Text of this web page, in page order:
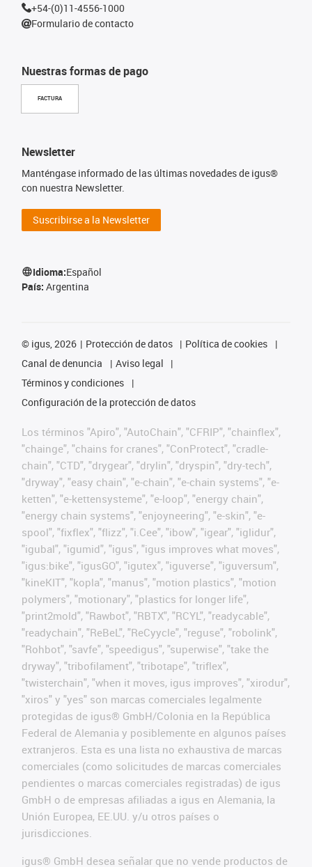
Nuestras formas de pago
FACTURA
+54-(0)11-4556-1000
Formulario de contacto
Newsletter
Manténgase informado de las últimas novedades de igus®
con nuestra Newsletter.
Suscribirse a la Newsletter
Idioma:Español
País: Argentina
© igus, 2026 Protección de datos
Política de cookies
Canal de denuncia
Aviso legal
Términos y condiciones
Configuración de la protección de datos
Los términos "Apiro", "AutoChain", "CFRIP", "chainflex",
"chainge", "chains for cranes", "ConProtect", "cradle-
chain", "CTD", "drygear", "drylin", "dryspin", "dry-tech",
"dryway", "easy chain", "e-chain", "e-chain systems", "e-
ketten", "e-kettensysteme", "e-loop", "energy chain",
"energy chain systems", "enjoyneering", "e-skin", "e-
spool", "fixflex", "flizz", "i.Cee", "ibow", "igear", "iglidur",
"igubal", "igumid", "igus", "igus improves what moves",
"igus:bike", "igusGO", "igutex", "iguverse", "iguversum",
"kineKIT", "kopla", "manus", "motion plastics", "motion
polymers", "motionary", "plastics for longer life",
"print2mold", "Rawbot", "RBTX", "RCYL", "readycable",
"readychain", "ReBeL", "ReCyycle", "reguse", "robolink",
"Rohbot", "savfe", "speedigus", "superwise", "take the
dryway", "tribofilament", "tribotape", "triflex",
"twisterchain", "when it moves, igus improves", "xirodur",
"xiros" y "yes" son marcas comerciales legalmente
protegidas de igus® GmbH/Colonia en la República
Federal de Alemania y posiblemente en algunos países
extranjeros. Esta es una lista no exhaustiva de marcas
comerciales (como solicitudes de marcas comerciales
pendientes o marcas comerciales registradas) de igus
GmbH o de empresas afiliadas a igus en Alemania, la
Unión Europea, EE.UU. y/u otros países o
jurisdicciones.
igus® GmbH desea señalar que no vende productos de